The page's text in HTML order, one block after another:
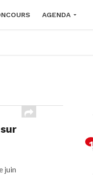
AGENDA
juin